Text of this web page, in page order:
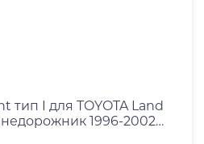
тип I для TOYOTA Land
1996-2002